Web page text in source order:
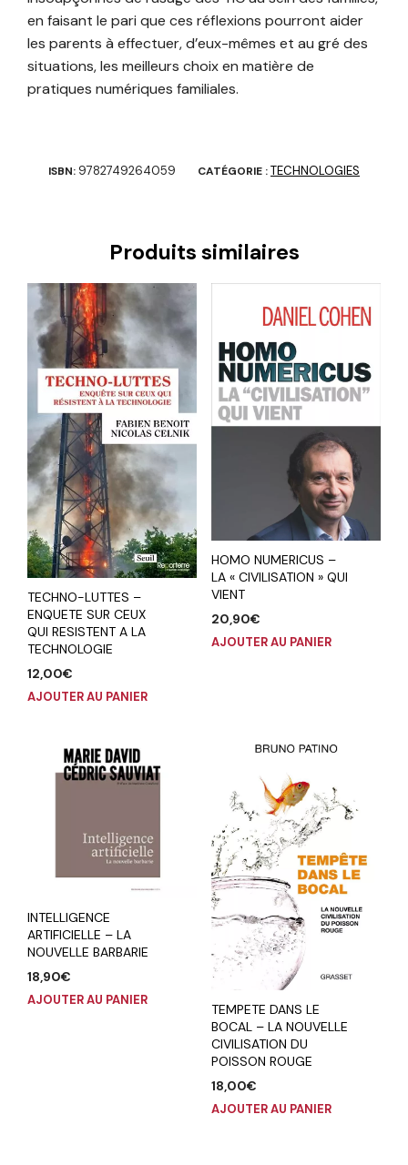
en faisant le pari que ces réflexions pourront aider
les parents à effectuer, d’eux-mêmes et au gré des
situations, les meilleurs choix en matière de
pratiques numériques familiales.
ISBN: 9782749264059 CATÉGORIE :TECHNOLOGIES
Produits similaires
TECHNO-LUTTES –
ENQUETE SUR CEUX
QUI RESISTENT A LA
TECHNOLOGIE
12,00€
AJOUTER AU PANIER
HOMO NUMERICUS –
LA « CIVILISATION » QUI
VIENT
20,90€
AJOUTER AU PANIER
INTELLIGENCE
ARTIFICIELLE – LA
NOUVELLE BARBARIE
18,90€
AJOUTER AU PANIER
TEMPETE DANS LE
BOCAL – LA NOUVELLE
CIVILISATION DU
POISSON ROUGE
18,00€
AJOUTER AU PANIER